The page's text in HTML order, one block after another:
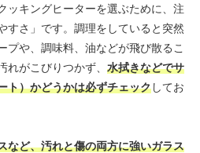
ッキングヒーターを選ぶために、注
すさ」です。調理をしていると突然
プや、調味料、油などが飛び散るこ
れがこびりつかず、 水拭きなどでサ
ト）かどうかは必ずチェックしてお
など、汚れと傷の両方に強いガラス